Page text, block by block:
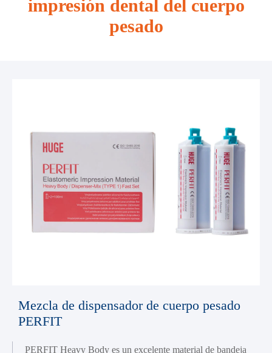
impresión dental del cuerpo
pesado
Mezcla de dispensador de cuerpo pesado
PERFIT
PERFIT Heavy Body es un excelente material de bandeja